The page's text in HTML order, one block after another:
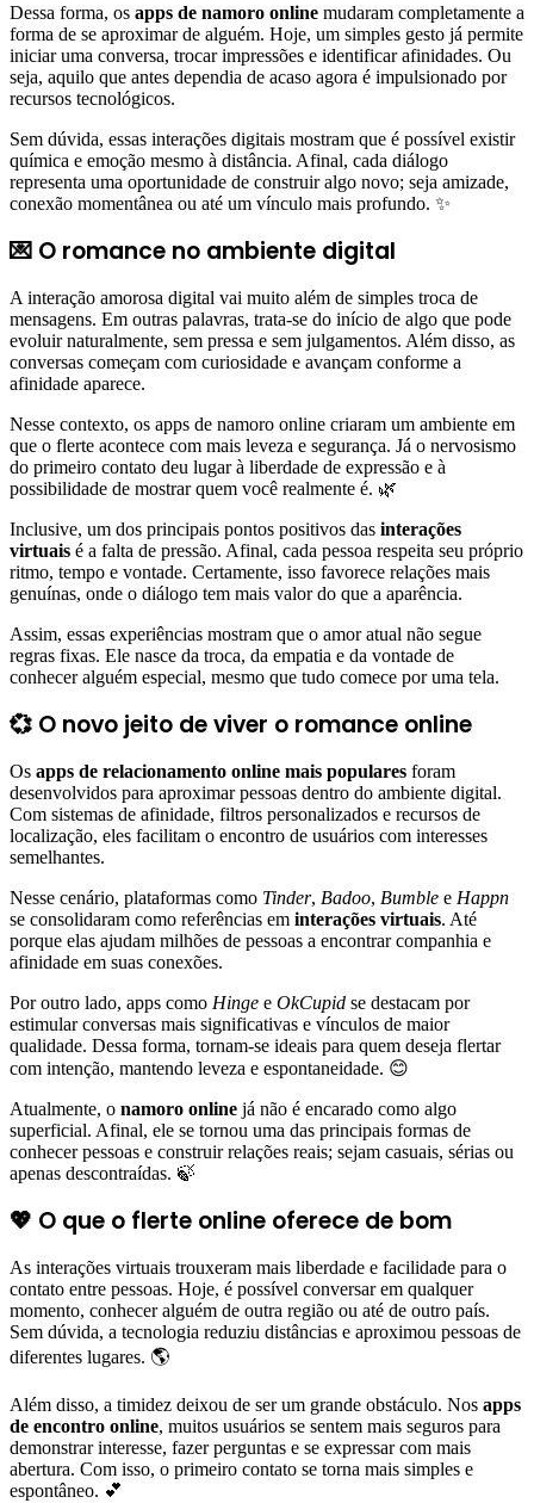
Dessa forma, os apps de namoro online mudaram completamente a
forma de se aproximar de alguém. Hoje, um simples gesto já permite
iniciar uma conversa, trocar impressões e identificar afinidades. Ou
seja, aquilo que antes dependia de acaso agora é impulsionado por
recursos tecnológicos.
Sem dúvida, essas interações digitais mostram que é possível existir
química e emoção mesmo à distância. Afinal, cada diálogo
representa uma oportunidade de construir algo novo; seja amizade,
conexão momentânea ou até um vínculo mais profundo. ✨
💌 O romance no ambiente digital
A interação amorosa digital vai muito além de simples troca de
mensagens. Em outras palavras, trata-se do início de algo que pode
evoluir naturalmente, sem pressa e sem julgamentos. Além disso, as
conversas começam com curiosidade e avançam conforme a
afinidade aparece.
Nesse contexto, os apps de namoro online criaram um ambiente em
que o flerte acontece com mais leveza e segurança. Já o nervosismo
do primeiro contato deu lugar à liberdade de expressão e à
possibilidade de mostrar quem você realmente é. 🌿
Inclusive, um dos principais pontos positivos das interações
virtuais é a falta de pressão. Afinal, cada pessoa respeita seu próprio
ritmo, tempo e vontade. Certamente, isso favorece relações mais
genuínas, onde o diálogo tem mais valor do que a aparência.
Assim, essas experiências mostram que o amor atual não segue
regras fixas. Ele nasce da troca, da empatia e da vontade de
conhecer alguém especial, mesmo que tudo comece por uma tela.
💞 O novo jeito de viver o romance online
Os apps de relacionamento online mais populares foram
desenvolvidos para aproximar pessoas dentro do ambiente digital.
Com sistemas de afinidade, filtros personalizados e recursos de
localização, eles facilitam o encontro de usuários com interesses
semelhantes.
Nesse cenário, plataformas como Tinder, Badoo, Bumble e Happn
se consolidaram como referências em interações virtuais. Até
porque elas ajudam milhões de pessoas a encontrar companhia e
afinidade em suas conexões.
Por outro lado, apps como Hinge e OkCupid se destacam por
estimular conversas mais significativas e vínculos de maior
qualidade. Dessa forma, tornam-se ideais para quem deseja flertar
com intenção, mantendo leveza e espontaneidade. 😊
Atualmente, o namoro online já não é encarado como algo
superficial. Afinal, ele se tornou uma das principais formas de
conhecer pessoas e construir relações reais; sejam casuais, sérias ou
apenas descontraídas. 🍃
💖 O que o flerte online oferece de bom
As interações virtuais trouxeram mais liberdade e facilidade para o
contato entre pessoas. Hoje, é possível conversar em qualquer
momento, conhecer alguém de outra região ou até de outro país.
Sem dúvida, a tecnologia reduziu distâncias e aproximou pessoas de
diferentes lugares. 🌎
Além disso, a timidez deixou de ser um grande obstáculo. Nos apps
de encontro online, muitos usuários se sentem mais seguros para
demonstrar interesse, fazer perguntas e se expressar com mais
abertura. Com isso, o primeiro contato se torna mais simples e
espontâneo. 💕